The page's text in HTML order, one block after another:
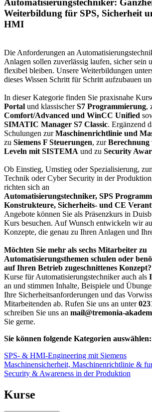
Automatisierungstechniker:
Weiterbildung für SPS, Sicherheit
HMI
Die Anforderungen an
Anlagen sollen zuverlässig laufen, sicher sein
flexibel bleiben. Unsere Weiterbildungen
dieses Wissen Schritt für Schritt aufzubauen
In dieser Kategorie finden Sie praxisnahe
Portal und klassischerS7 Programmierung,
Comfort/Advanced und WinCC Unified
SIMATIC Manager S7 Classic. Ergänzend
Schulungen zurMaschinenrichtlinie und
zu Siemens F Steuerungen, zurBerechnung
Leveln mit SISTEMA und zu Security
Ob Einstieg, Umstieg oder Spezialisierung,
Technik oder Cyber Security in der
richten sich an
Automatisierungstechniker, SPS
Konstrukteure, Sicherheits- und CE
Angebote können Sie als Präsenzkurs in
Kurs besuchen. Auf Wunsch entwickeln wir
Konzepte, die genau zu Ihren Anlagen und
Möchten Sie mehr als sechs Mitarbeiter zu
Automatisierungsthemen schulen oder
auf Ihren Betrieb zugeschnittenes Konzept?
Kurse für Automatisierungstechniker auch als
an und stimmen Inhalte, Beispiele und
Ihre Sicherheitsanforderungen und das
Mitarbeitenden ab. Rufen Sie uns an unter
schreiben Sie uns an mail@tremonia-
Sie gerne.
Sie können folgende Kategorien auswählen:
SPS‑ & HMI‑Engineering mit Siemens
Maschinensicherheit, Maschinenrichtlinie &
Security & Awareness in der Produktion
Kurse